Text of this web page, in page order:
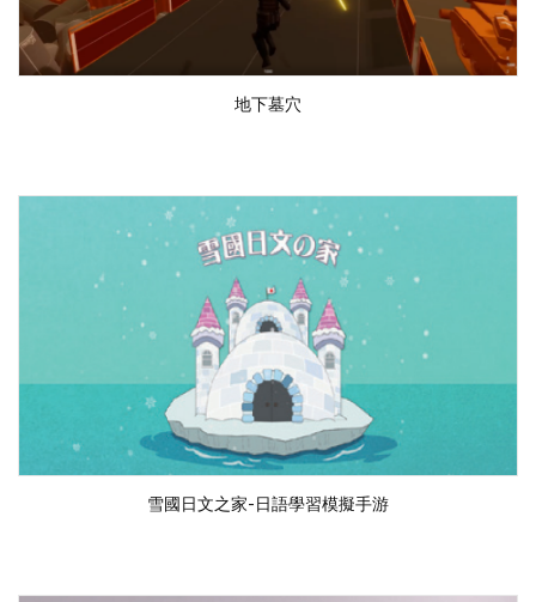
地下墓穴
雪國日文之家-日語學習模擬手游